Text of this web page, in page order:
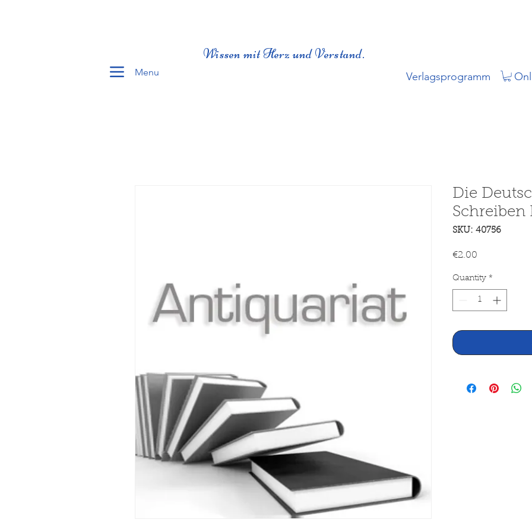
Menu
Wissen mit Herz und Verstand.
Verlagsprogramm
Die
Schreiben
SKU: 40756
€2.00Price
Quantity *